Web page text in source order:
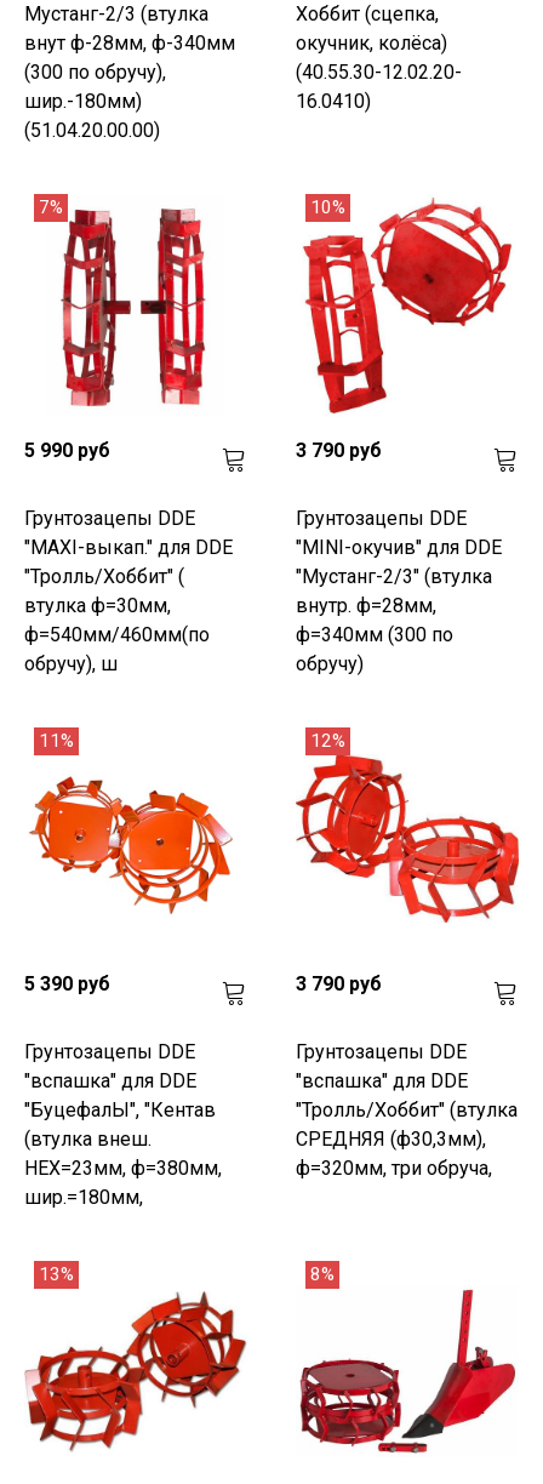
Мустанг-2/3 (втулка
внут ф-28мм, ф-340мм
(300 по обручу),
шир.-180мм)
(51.04.20.00.00)
Хоббит (сцепка,
окучник, колёса)
(40.55.30-12.02.20-
16.0410)
7%
5 990 руб
Грунтозацепы DDE
"MAXI-выкап." для DDE
"Тролль/Хоббит" (
втулка ф=30мм,
ф=540мм/460мм(по
обручу), ш
10%
3 790 руб
Грунтозацепы DDE
"MINI-окучив" для DDE
"Мустанг-2/3" (втулка
внутр. ф=28мм,
ф=340мм (300 по
обручу)
11%
5 390 руб
Грунтозацепы DDE
"вспашка" для DDE
"БуцефалЫ", "Кентав
(втулка внеш.
HEX=23мм, ф=380мм,
шир.=180мм,
12%
3 790 руб
Грунтозацепы DDE
"вспашка" для DDE
"Тролль/Хоббит" (втулка
СРЕДНЯЯ (ф30,3мм),
ф=320мм, три обруча,
13% 8%